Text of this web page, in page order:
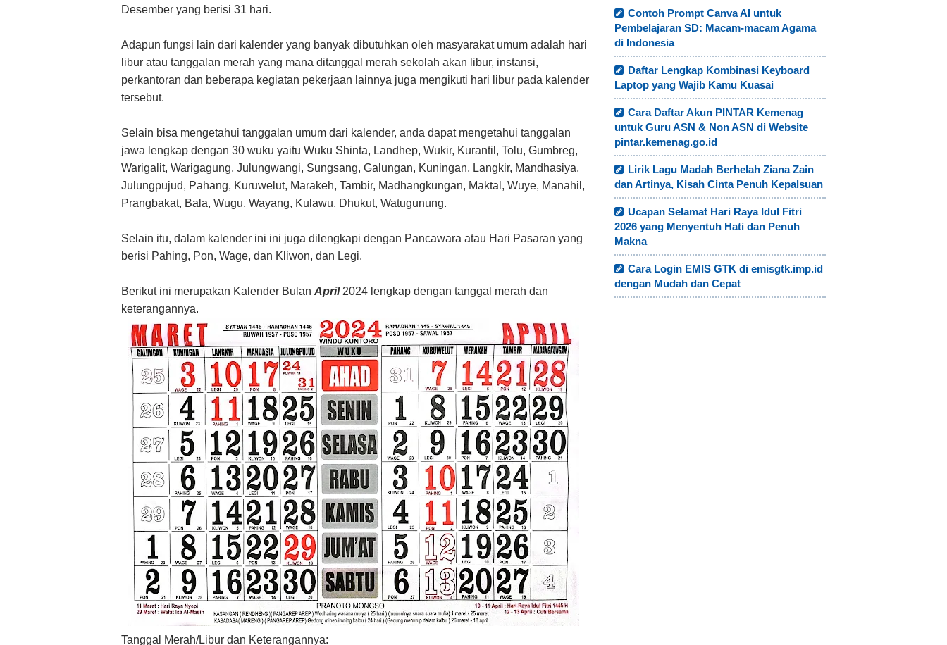
Desember yang berisi 31 hari.
Adapun fungsi lain dari kalender yang banyak dibutuhkan oleh masyarakat umum adalah hari
libur atau tanggalan merah yang mana ditanggal merah sekolah akan libur, instansi,
perkantoran dan beberapa kegiatan pekerjaan lainnya juga mengikuti hari libur pada kalender
tersebut.
Selain bisa mengetahui tanggalan umum dari kalender, anda dapat mengetahui tanggalan
jawa lengkap dengan 30 wuku yaitu Wuku Shinta, Landhep, Wukir, Kurantil, Tolu, Gumbreg,
Warigalit, Warigagung, Julungwangi, Sungsang, Galungan, Kuningan, Langkir, Mandhasiya,
Julungpujud, Pahang, Kuruwelut, Marakeh, Tambir, Madhangkungan, Maktal, Wuye, Manahil,
Prangbakat, Bala, Wugu, Wayang, Kulawu, Dhukut, Watugunung.
Selain itu, dalam kalender ini ini juga dilengkapi dengan Pancawara atau Hari Pasaran yang
berisi Pahing, Pon, Wage, dan Kliwon, dan Legi.
Berikut ini merupakan Kalender Bulan April2024 lengkap dengan tanggal merah dan
keterangannya.
Tanggal Merah/Libur dan Keterangannya:
Contoh Prompt Canva AI untuk
Pembelajaran SD: Macam-macam Agama
di Indonesia
Daftar Lengkap Kombinasi Keyboard
Laptop yang Wajib Kamu Kuasai
Cara Daftar Akun PINTAR Kemenag
untuk Guru ASN & Non ASN di Website
pintar.kemenag.go.id
Lirik Lagu Madah Berhelah Ziana Zain
dan Artinya, Kisah Cinta Penuh Kepalsuan
Ucapan Selamat Hari Raya Idul Fitri
2026 yang Menyentuh Hati dan Penuh
Makna
Cara Login EMIS GTK di emisgtk.imp.id
dengan Mudah dan Cepat